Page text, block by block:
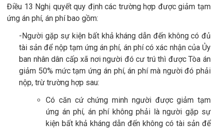
Điều 13 Nghị quyết quy định các trường hợp được giảm tạm
ứng án phí, án phí bao gồm:
-Người gặp sự kiện bất khả kháng dẫn đến không có đủ
tài sản để nộp tạm ứng án phí, án phí có xác nhận của Ủy
ban nhân dân cấp xã nơi người đó cư trú thì được Tòa án
giảm 50% mức tạm ứng án phí, án phí mà người đó phải
nộp, trừ trường hợp sau:
Có căn cứ chứng minh người được giảm tạm
ứng án phí, án phí không phải là người gặp sự
kiện bất khả kháng dẫn đến không có tài sản để